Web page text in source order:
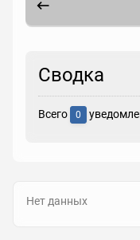
Сводка
Всего 0
Нет данных